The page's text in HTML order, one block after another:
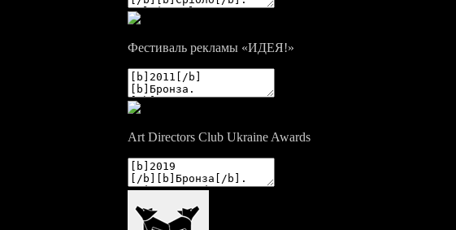
Фестиваль рекламы «ИДЕЯ!»
Art Directors Club Ukraine Awards